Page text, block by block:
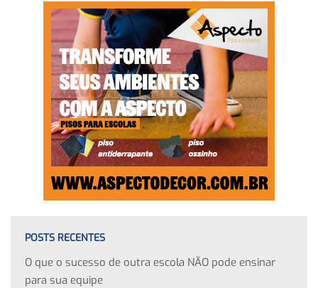
POSTS RECENTES
O que o sucesso de outra escola NÃO pode ensinar
para sua equipe